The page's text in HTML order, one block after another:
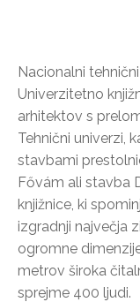
Nacionalni
Univerzitetno
arhitektov s
Tehnični univerzi,
stavbami
Fővám ali stavba
knjižnice, ki
izgradnji največja
ogromne
metrov široka
sprejme 400 ljudi.